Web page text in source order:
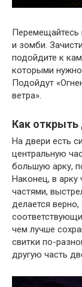
Перемещайтесь
и зомби.
подойдите к
которыми нужно
Подойдут
ветра».
Как открыть
На двери есть
центральную
большую арку,
Наконец, в арку
частями,
делается
чем лучше
свитки по-
другую часть